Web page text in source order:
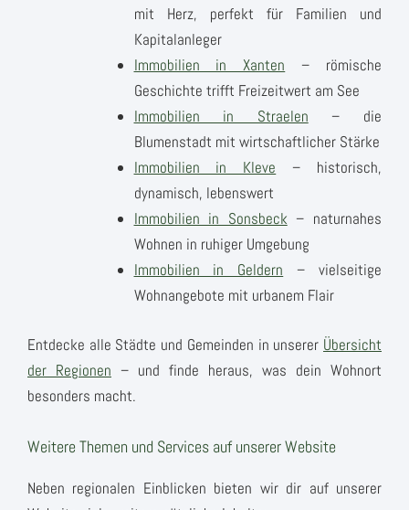
mit Herz, perfekt für Familien und
Kapitalanleger
Immobilien in Xanten – römische
Geschichte trifft Freizeitwert am See
Immobilien in Straelen – die
Blumenstadt mit wirtschaftlicher Stärke
Immobilien in Kleve – historisch,
dynamisch, lebenswert
Immobilien in Sonsbeck – naturnahes
Wohnen in ruhiger Umgebung
Immobilien in Geldern – vielseitige
Wohnangebote mit urbanem Flair
Entdecke alle Städte und Gemeinden in unserer Übersicht
der Regionen – und finde heraus, was dein Wohnort
besonders macht.
Weitere Themen und Services auf unserer Website
Neben regionalen Einblicken bieten wir dir auf unserer